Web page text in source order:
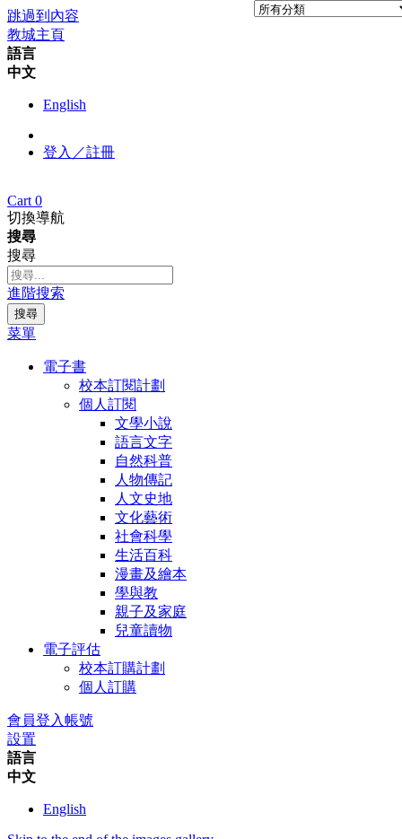
跳過到內容
教城主頁
語言
中文
English
登入／註冊
Cart 0
切換導航
搜尋
搜尋
進階搜索
搜尋
菜單
電子書
校本訂閱計劃
個人訂閱
文學小說
語言文字
自然科普
人物傳記
人文史地
文化藝術
社會科學
生活百科
漫畫及繪本
學與教
親子及家庭
兒童讀物
電子評估
校本訂購計劃
個人訂購
會員登入帳號
設置
語言
中文
English